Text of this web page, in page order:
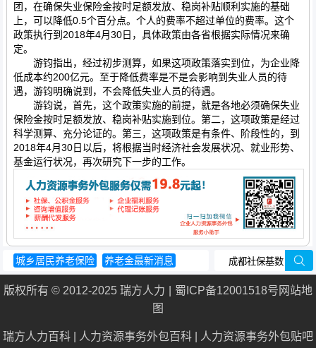
团，在确保失业保险金按时足额发放、稳岗补贴顺利实施的基础
上，可以降低0.5个百分点。个人的费率不超过单位的费率。这个
政策执行到2018年4月30日，具体政策由各省根据实际情况来确
定。
游钧指出，经过初步测算，如果这项政策落实到位，为企业降
低成本约200亿元。至于降低费率是不是会影响到失业人员的待
遇，游钧明确说到，不会降低失业人员的待遇。
游钧说，首先，这个政策实施的前提，就是各地必须确保失业
保险金按时足额发放、稳岗补贴实施到位。第二，这项政策是经过
科学测算、充分论证的。第三，这项政策是有条件、阶段性的，到
2018年4月30日以后，将根据当时经济社会发展状况、就业形势、
基金运行状况，再次研究下一步的工作。
城乡居民养老保险
养老金最新消息
版权所有 © 2012-2025 瑞方人力 蜀ICP备12001518号 网站地
图
瑞方人力百科 人力资源事务外包百科 人力资源事务外包贴吧